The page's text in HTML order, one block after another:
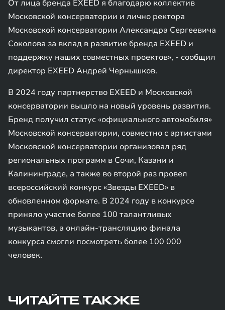
От лица бренда EXEED я благодарю коллектив
Московской консерватории и лично ректора
Московской консерватории Александра Сергеевича
Соколова за вклад в развитие бренда EXEED и
поддержку наших совместных проектов», - сообщил
директор EXEED Андрей Чернышков.
В 2024 году партнерство EXEED и Московской
консерватории вышло на новый уровень развития.
Бренд получил статус «официального автомобиля»
Московской консерватории, совместно с артистами
Московской консерватории организовал ряд
региональных программ в Сочи, Казани и
Калининграде, а также во второй раз провел
всероссийский конкурс «Звезды EXEED» в
обновленном формате. В 2024 году в конкурсе
приняло участие более 100 талантливых
музыкантов, а онлайн-трансляцию финала
конкурса смогли посмотреть более 100 000
человек.
ЧИТАЙТЕ ТАКЖЕ